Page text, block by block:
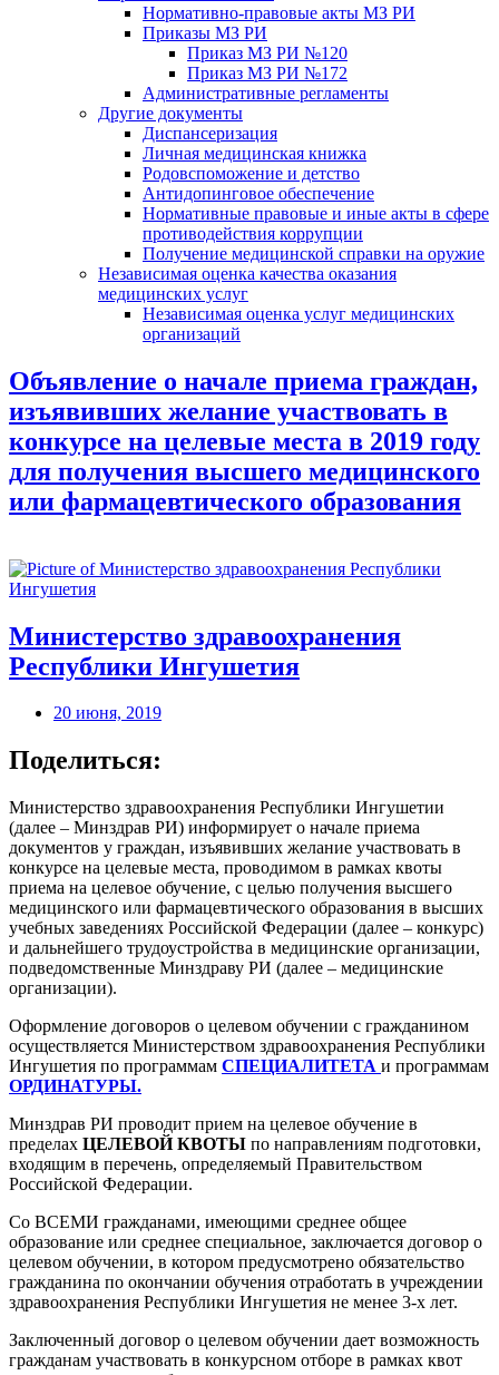
Нормативно-правовые акты МЗ РИ
Приказы МЗ РИ
Приказ МЗ РИ №120
Приказ МЗ РИ №172
Административные регламенты
Другие документы
Диспансеризация
Личная медицинская книжка
Родовспоможение и детство
Антидопинговое обеспечение
Нормативные правовые и иные акты в сфере
противодействия коррупции
Получение медицинской справки на оружие
Независимая оценка качества оказания
медицинских услуг
Независимая оценка услуг медицинскиx
организаций
Объявление о начале приема граждан,
изъявивших желание участвовать в
конкурсе на целевые места в 2019 году
для получения высшего медицинского
или фармацевтического образования
Министерство здравоохранения
Республики Ингушетия
20 июня, 2019
Поделиться:
Министерство здравоохранения Республики Ингушетии
(далее – Минздрав РИ) информирует о начале приема
документов у граждан, изъявивших желание участвовать в
конкурсе на целевые места, проводимом в рамках квоты
приема на целевое обучение, с целью получения высшего
медицинского или фармацевтического образования в высших
учебных заведениях Российской Федерации (далее – конкурс)
и дальнейшего трудоустройства в медицинские организации,
подведомственные Минздраву РИ (далее – медицинские
организации).
Оформление договоров о целевом обучении с гражданином
осуществляется Министерством здравоохранения Республики
Ингушетия по программам СПЕЦИАЛИТЕТА и программам
ОРДИНАТУРЫ.
Минздрав РИ проводит прием на целевое обучение в
пределах ЦЕЛЕВОЙ КВОТЫ по направлениям подготовки,
входящим в перечень, определяемый Правительством
Российской Федерации.
Со ВСЕМИ гражданами, имеющими среднее общее
образование или среднее специальное, заключается договор о
целевом обучении, в котором предусмотрено обязательство
гражданина по окончании обучения отработать в учреждении
здравоохранения Республики Ингушетия не менее 3-х лет.
Заключенный договор о целевом обучении дает возможность
гражданам участвовать в конкурсном отборе в рамках квот